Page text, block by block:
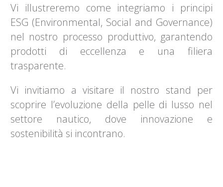
Vi illustreremo come integriamo i principi
ESG (Environmental, Social and Governance)
nel nostro processo produttivo, garantendo
prodotti di eccellenza e una filiera
trasparente.
Vi invitiamo a visitare il nostro stand per
scoprire l’evoluzione della pelle di lusso nel
settore nautico, dove innovazione e
sostenibilità si incontrano.